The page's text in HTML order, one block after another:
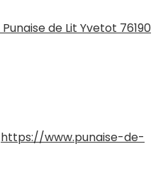
de Lit Yvetot 76190
https://www.punaise-de-